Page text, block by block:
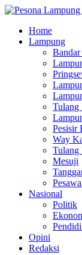
Home
Lampung
Tulang
Pesisir
Way
Tulang
Mesuji
Nasional
Politik
Opini
Redaksi